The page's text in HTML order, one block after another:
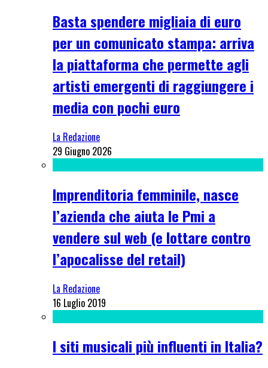
Basta spendere migliaia di euro
per un comunicato stampa: arriva
la piattaforma che permette agli
artisti emergenti di raggiungere i
media con pochi euro
La Redazione
29 Giugno 2026
Imprenditoria femminile, nasce
l’azienda che aiuta le Pmi a
vendere sul web (e lottare contro
l’apocalisse del retail)
La Redazione
16 Luglio 2019
I siti musicali più influenti in Italia?